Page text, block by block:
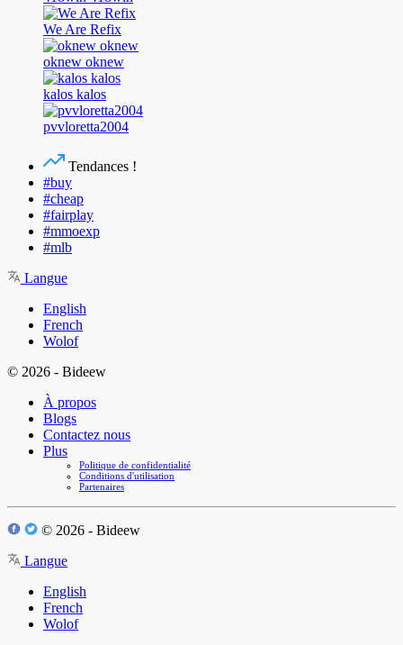
We Are Refix
oknew oknew
kalos kalos
pvvloretta2004
Tendances !
#buy
#cheap
#fairplay
#mmoexp
#mlb
Langue
English
French
Wolof
© 2026 - Bideew
À propos
Blogs
Contactez nous
Plus
Politique de confidentialité
Conditions d'utilisation
Partenaires
© 2026 - Bideew
Langue
English
French
Wolof